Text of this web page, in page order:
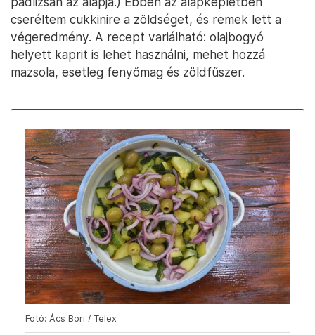
cseréltem cukkinire a zöldséget, és remek lett a
végeredmény. A recept variálható: olajbogyó
helyett kaprit is lehet használni, mehet hozzá
mazsola, esetleg fenyőmag és zöldfűszer.
Fotó: Ács Bori / Telex